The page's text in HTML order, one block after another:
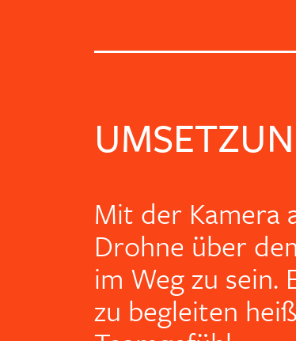
Mit der Kamera
Drohne über
im Weg zu sein.
zu begleiten